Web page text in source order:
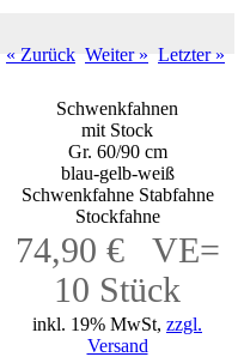
« Zurück Weiter » Letzter »
Schwenkfahnen
mit Stock
Gr. 60/90 cm
blau-gelb-weiß
Schwenkfahne Stabfahne
Stockfahne
74,90 € VE=
10 Stück
inkl. 19% MwSt, zzgl.
Versand